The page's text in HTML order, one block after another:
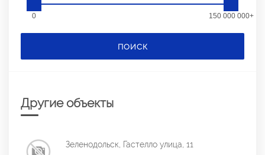
0 150 000 000+
ПОИСК
Другие объекты
Зеленодольск, Гастелло улица, 11